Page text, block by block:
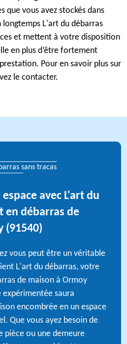
que vous avez stockés dans
L'art du débarras
et mettent à votre disposition
en plus d’être fortement
Pour en savoir plus sur
le contacter.
sans tracas
avec L'art du
en débarras de
(91540)
vous peut être un véritable
L'art du débarras, votre
de maison à Ormoy
saura
encombrée en un espace
Que vous ayez besoin de
pièce ou une demeure